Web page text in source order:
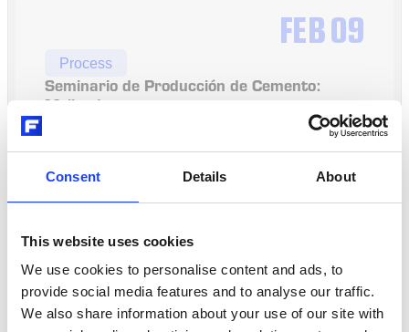
Consent Details About
This website uses cookies
We use cookies to personalise content and ads, to
provide social media features and to analyse our traffic.
We also share information about your use of our site with
FEB09
Process
Seminario de Producción de Cemento:
Molienda
2 dias x 8 horas efectivas/día
Spanish
800 USD
CONTACT US
Payment for participation in the seminar is in advance. Cancellation: 0 - 30